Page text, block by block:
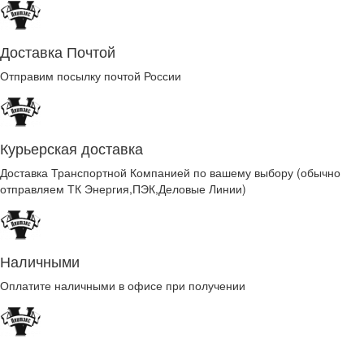
Доставка Почтой
Отправим посылку почтой России
Курьерская доставка
Доставка Транспортной Компанией по вашему выбору (обычно
отправляем ТК Энергия,ПЭК,Деловые Линии)
Наличными
Оплатите наличными в офисе при получении